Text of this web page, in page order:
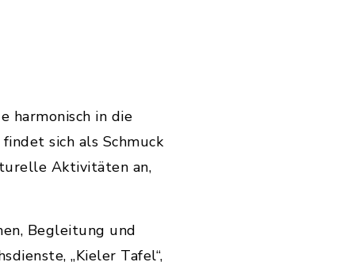
harmonisch in die
sich als Schmuck
Aktivitäten an,
Begleitung und
„Kieler Tafel“,